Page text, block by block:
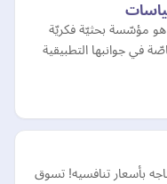
هو مؤسّسة بحثيّة فكريّة
في جوانبها التطبيقية
بأسعار تنافسيه! تسوق